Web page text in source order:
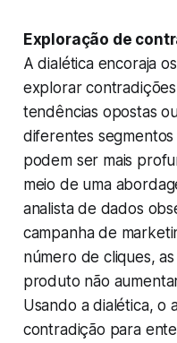
Exploração de
A dialética encoraja
explorar
tendências opostas
diferentes
podem ser mais
meio de uma
analista de dados
campanha de
número de cliques,
produto não
Usando a dialética, o
contradição para